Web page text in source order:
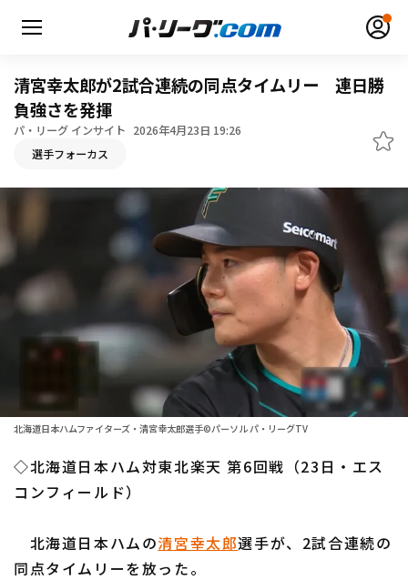
動画
日程・結果
順位表･成績
1軍公式戦
ファーム東地区
ファーム西地区
選手名鑑トップ
北海道日本ハムファイターズ
東北楽天ゴールデンイーグルス
埼玉西武ライオンズ
ニュース
設定
清宮幸太郎が2試合連続の同点タイムリー 連日勝
負強さを発揮
パ・リーグ インサイト 2026年4月23日 19:26
選手フォーカス
北海道日本ハムファイターズ・清宮幸太郎選手©パーソル パ・リーグTV
◇北海道日本ハム対東北楽天 第6回戦（23日・エス
コンフィールド）
北海道日本ハムの清宮幸太郎選手が、2試合連続の
同点タイムリーを放った。